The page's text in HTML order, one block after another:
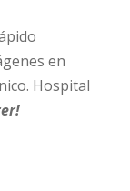
en
Hospital